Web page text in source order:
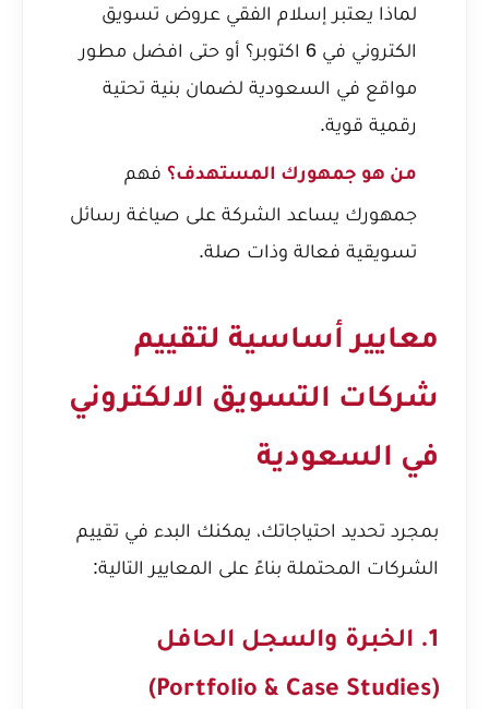
لماذا يعتبر إسلام الفقي عروض تسويق
الكتروني في 6 اكتوبر؟
أو حتى افضل مطور
مواقع في السعودية لضمان بنية تحتية
رقمية قوية.
من هو جمهورك المستهدف؟ فهم
جمهورك يساعد الشركة على صياغة رسائل
تسويقية فعالة وذات صلة.
معايير أساسية لتقييم
شركات التسويق الالكتروني
في السعودية
بمجرد تحديد احتياجاتك، يمكنك البدء في تقييم
الشركات المحتملة بناءً على المعايير التالية:
1. الخبرة والسجل الحافل
(Portfolio & Case Studies)